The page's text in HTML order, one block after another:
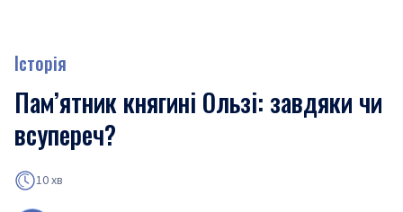
Історія
Пам’ятник княгині Ользі: завдяки чи
всупереч?
10 хв